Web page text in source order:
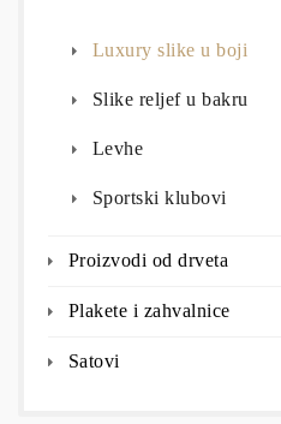
Luxury slike u boji
Slike reljef u bakru
Levhe
Sportski klubovi
Proizvodi od drveta
Plakete i zahvalnice
Satovi